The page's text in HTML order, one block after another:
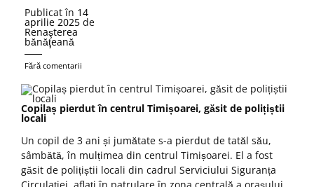
Publicat în 14
aprilie 2025 de
Renaşterea
bănăţeană
Fără comentarii
Copilaș pierdut în centrul Timișoarei, găsit de polițiștii
locali
Un copil de 3 ani și jumătate s-a pierdut de tatăl său,
sâmbătă, în mulțimea din centrul Timișoarei. El a fost
găsit de polițiștii locali din cadrul Serviciului Siguranța
Circulației, aflați în patrulare în zona centrală a orașului.